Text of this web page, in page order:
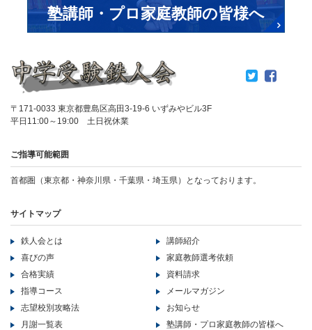
〒171-0033 東京都豊島区高田3-19-6 いずみやビル3F
平日11:00～19:00 土日祝休業
ご指導可能範囲
首都圏（東京都・神奈川県・千葉県・埼玉県）となっております。
サイトマップ
鉄人会とは
喜びの声
合格実績
指導コース
志望校別攻略法
月謝一覧表
講師紹介
家庭教師選考依頼
資料請求
メールマガジン
お知らせ
塾講師・プロ家庭教師の皆様へ
塾講師・プロ家庭教師の皆様へ